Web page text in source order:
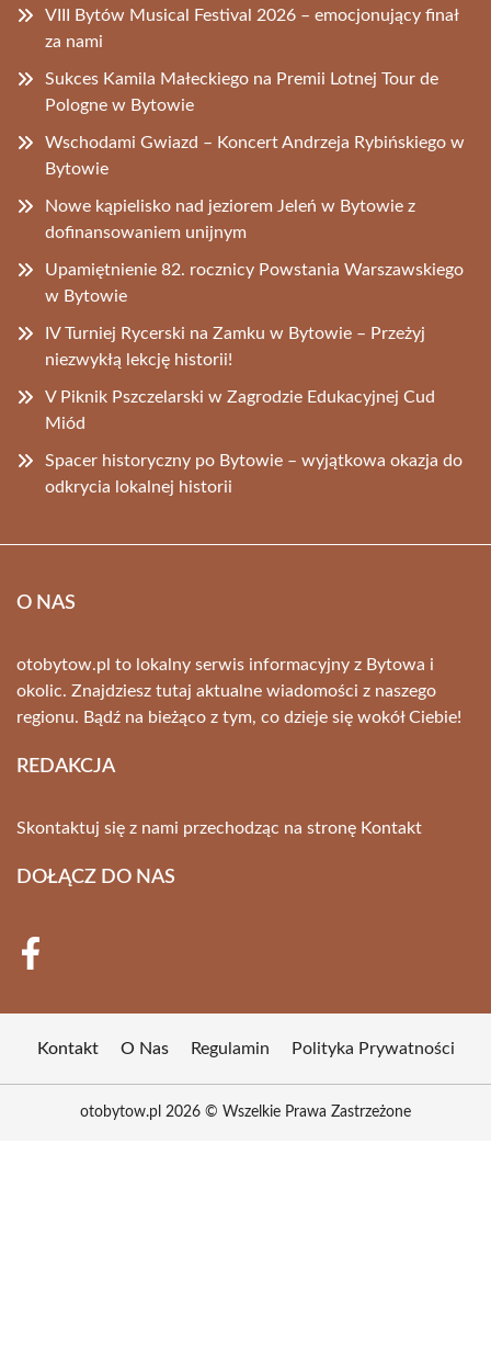
VIII Bytów Musical Festival 2026 – emocjonujący finał
za nami
Sukces Kamila Małeckiego na Premii Lotnej Tour de
Pologne w Bytowie
Wschodami Gwiazd – Koncert Andrzeja Rybińskiego w
Bytowie
Nowe kąpielisko nad jeziorem Jeleń w Bytowie z
dofinansowaniem unijnym
Upamiętnienie 82. rocznicy Powstania Warszawskiego
w Bytowie
IV Turniej Rycerski na Zamku w Bytowie – Przeżyj
niezwykłą lekcję historii!
V Piknik Pszczelarski w Zagrodzie Edukacyjnej Cud
Miód
Spacer historyczny po Bytowie – wyjątkowa okazja do
odkrycia lokalnej historii
O NAS
otobytow.pl to lokalny serwis informacyjny z Bytowa i
okolic. Znajdziesz tutaj aktualne wiadomości z naszego
regionu. Bądź na bieżąco z tym, co dzieje się wokół Ciebie!
REDAKCJA
Skontaktuj się z nami przechodząc na stronę Kontakt
DOŁĄCZ DO NAS
Kontakt O Nas Regulamin Polityka Prywatności
otobytow.pl 2026 © Wszelkie Prawa Zastrzeżone